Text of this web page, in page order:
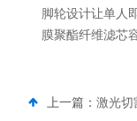
脚轮设计让单人
膜聚酯纤维滤芯
上一篇： 激光切